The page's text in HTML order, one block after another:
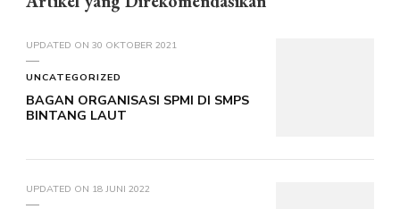
UPDATED ON 30 OKTOBER 2021
UNCATEGORIZED
BAGAN ORGANISASI SPMI DI SMPS
BINTANG LAUT
UPDATED ON 18 JUNI 2022